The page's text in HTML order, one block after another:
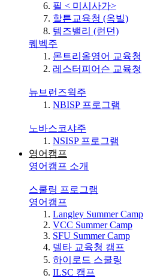
필 < 미시사가>
할튼교육청 (옥빌)
템즈밸리 (런던)
퀘벡주
몬트리올영어 교육청
레스터피어슨 교육청
뉴브런즈윅주
NBISP 프로그램
노바스코샤주
NSISP 프로그램
영어캠프
영어캠프 소개
스쿨링 프로그램
영어캠프
Langley Summer Camp
VCC Summer Camp
SFU Summer Camp
델타 교육청 캠프
하이로드 스쿨링
ILSC 캠프